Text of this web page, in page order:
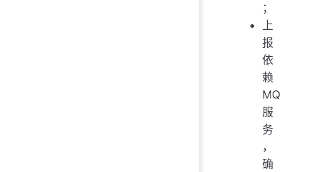
；
上
报
依
赖
MQ
服
务
，
确